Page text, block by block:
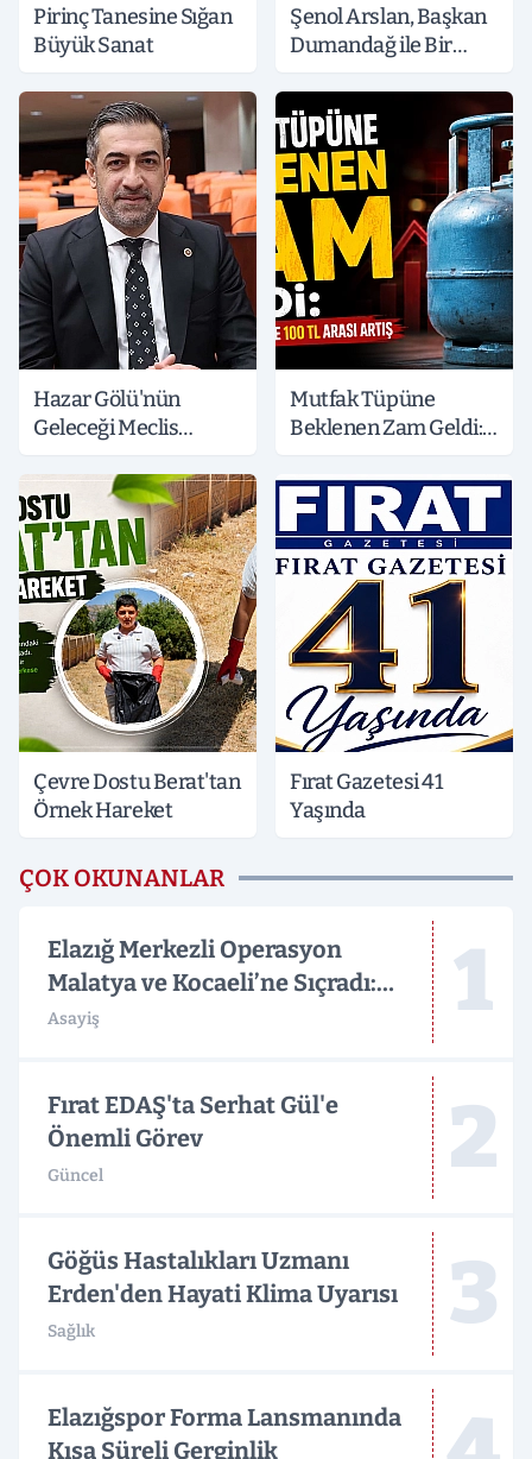
Pirinç Tanesine Sığan
Büyük Sanat
Şenol Arslan, Başkan
Dumandağ ile Bir
Hazar Gölü'nün
Geleceği Meclis
Işıkver'den Bakan
Kurum'a 3 Kritik Soru
Mutfak Tüpüne
Beklenen Zam Geldi:
TL Arası Artış
Çevre Dostu Berat'tan
Örnek Hareket
Fırat Gazetesi 41
Yaşında
ÇOK OKUNANLAR
Elazığ Merkezli Operasyon
Malatya ve Kocaeli’ne Sıçradı:
Detaylar Merak Konusu
Asayiş 1
Fırat EDAŞ'ta Serhat Gül'e
Önemli Görev
Güncel 2
Göğüs Hastalıkları Uzmanı
Erden'den Hayati Klima Uyarısı
Sağlık 3
Elazığspor Forma Lansmanında
Kısa Süreli Gerginlik